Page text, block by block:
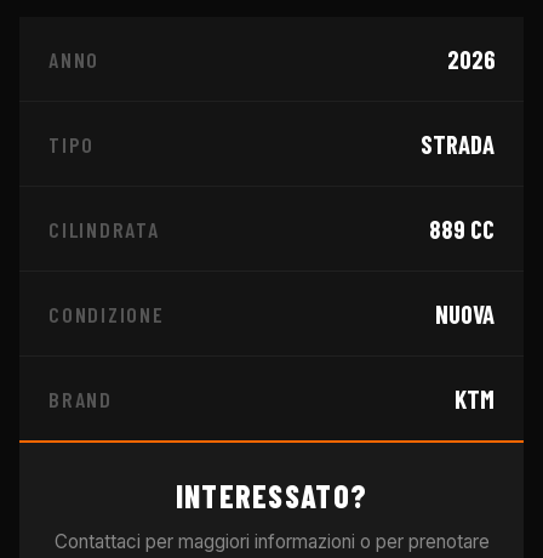
ANNO 2026
TIPO STRADA
CILINDRATA 889 CC
CONDIZIONE NUOVA
BRAND KTM
INTERESSATO?
Contattaci per maggiori informazioni o per prenotare